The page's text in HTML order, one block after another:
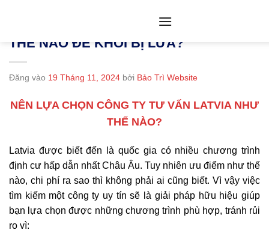
LỰA CHỌN CÔNG TY TƯ VẤN LATVIA
THẾ NÀO ĐỂ KHỎI BỊ LỪA?
Đăng vào 19 Tháng 11, 2024 bởi Bảo Trì Website
NÊN LỰA CHỌN CÔNG TY TƯ VẤN LATVIA NHƯ
THẾ NÀO?
Latvia được biết đến là quốc gia có nhiều chương trình
định cư hấp dẫn nhất Châu Âu. Tuy nhiên ưu điểm như thế
nào, chi phí ra sao thì không phải ai cũng biết. Vì vậy việc
tìm kiếm một công ty uy tín sẽ là giải pháp hữu hiệu giúp
bạn lựa chọn được những chương trình phù hợp, tránh rủi
ro vì: